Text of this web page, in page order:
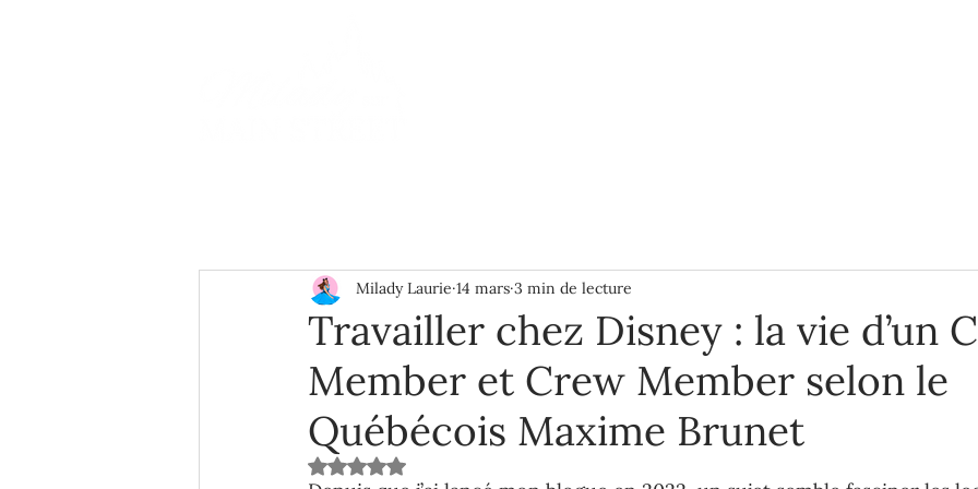
Travailler chez Disney : la vie d’un
Member et Crew Member selon le
Québécois Maxime Brunet
Milady Laurie 14 mars 3 min de lecture
Noté NaN étoiles sur 5.